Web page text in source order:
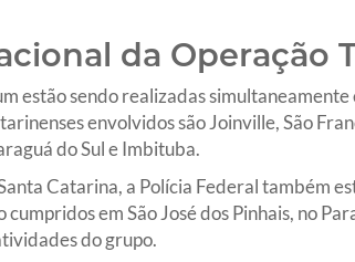
da Operação
estão sendo realizadas
envolvidos são Joinville, São
do Sul e Imbituba.
Catarina, a Polícia Federal também
em São José dos Pinhais, no
do grupo.